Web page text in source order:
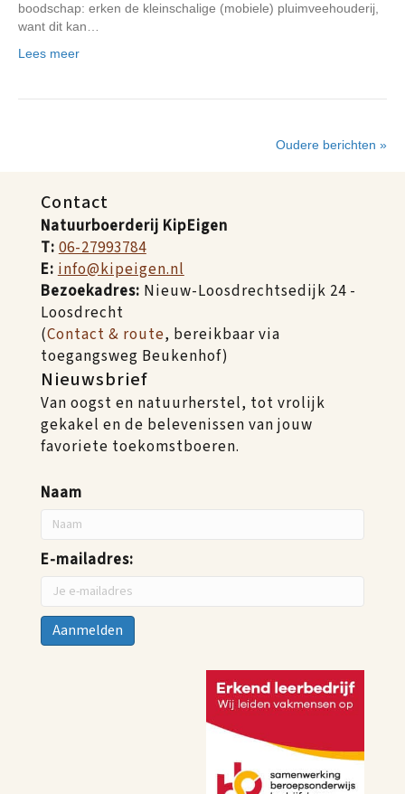
boodschap: erken de kleinschalige (mobiele) pluimveehouderij,
want dit kan…
Lees meer
Oudere berichten »
Contact
Natuurboerderij KipEigen
T:06-27993784
E:info@kipeigen.nl
Bezoekadres: Nieuw-Loosdrechtsedijk 24 -
Loosdrecht
(Contact & route, bereikbaar via
toegangsweg Beukenhof)
Nieuwsbrief
Van oogst en natuurherstel, tot vrolijk
gekakel en de belevenissen van jouw
favoriete toekomstboeren.
Naam
E-mailadres: